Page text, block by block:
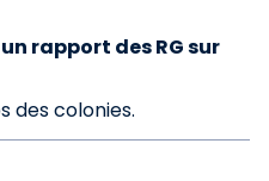
rapport des RG sur
des colonies.